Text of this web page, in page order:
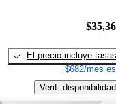
El precio incluye tasas
$682/mes
Verif. disponibilidad